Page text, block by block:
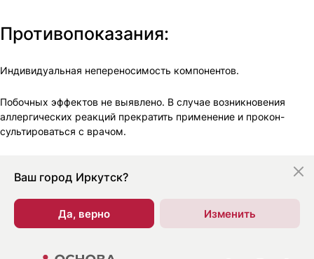
Противопоказания:
Индивиду­альная непереносимость компо­нентов.
Побочных эффектов не выявлено. В случае возникно­вения
аллергических реакций прекратить применение и прокон­
сультироваться с врачом.
Ваш город Иркутск?
Да, верно Изменить